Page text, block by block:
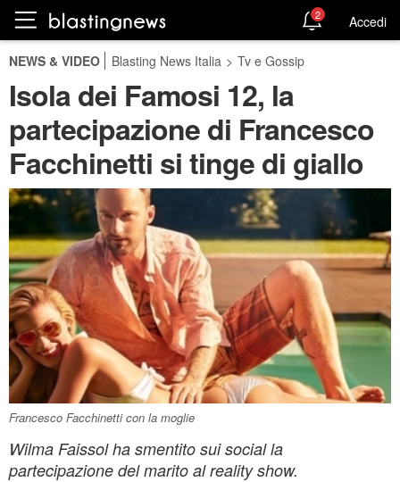
2 Accedi
NEWS & VIDEO Blasting News Italia > Tv e Gossip
Isola dei Famosi 12, la
partecipazione di Francesco
Facchinetti si tinge di giallo
Francesco Facchinetti con la moglie
Wilma Faissol ha smentito sui social la
partecipazione del marito al reality show.